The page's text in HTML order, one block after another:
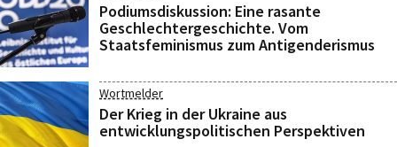
Podiumsdiskussion: Eine rasante
Geschlechtergeschichte. Vom
Staatsfeminismus zum Antigenderismus
Wortmelder
Der Krieg in der Ukraine aus
entwicklungspolitischen Perspektiven